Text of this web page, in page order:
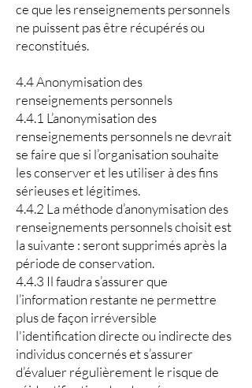
ce que les renseignements personnels
ne puissent pas être récupérés ou
reconstitués.
4.4 Anonymisation des
renseignements personnels
4.4.1 L’anonymisation des
renseignements personnels ne devrait
se faire que si l’organisation souhaite
les conserver et les utiliser à des fins
sérieuses et légitimes.
4.4.2 La méthode d’anonymisation des
renseignements personnels choisit est
la suivante : seront supprimés après la
période de conservation.
4.4.3 Il faudra s’assurer que
l’information restante ne permettre
plus de façon irréversible
l'identification directe ou indirecte des
individus concernés et s’assurer
d’évaluer régulièrement le risque de